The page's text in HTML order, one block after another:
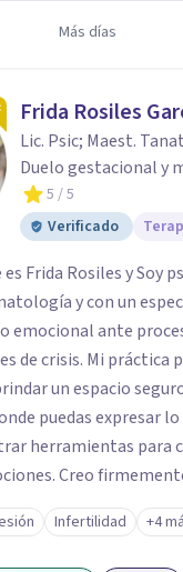
Más días
Frida Rosiles
Lic. Psic; Maest.
Duelo gestacional y
5 / 5
Verificado
Frida Rosiles y Soy
y con un
emocional ante
de crisis. Mi práctica
un espacio
puedas expresar lo
herramientas para
Creo
tener todas las
un espacio para
sucede y comenzar a
Infertilidad +4